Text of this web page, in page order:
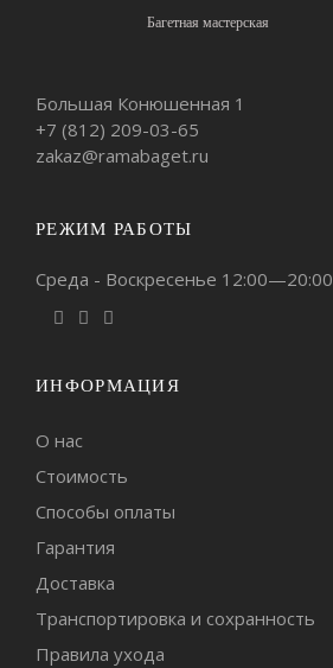
Багетная мастерская
Большая Конюшенная 1
+7 (812) 209-03-65
zakaz@ramabaget.ru
РЕЖИМ РАБОТЫ
Среда - Воскресенье 12:00—20:00
ИНФОРМАЦИЯ
О нас
Стоимость
Способы оплаты
Гарантия
Доставка
Транспортировка и сохранность
Правила ухода